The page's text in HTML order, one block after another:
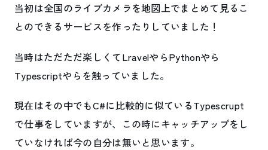
当初は全国のライブカメラを地図上でまとめて見るこ
とのできるサービスを作ったりしていました！
当時はただただ楽しくてLravelやらPythonやら
Typescriptやらを触っていました。
現在はその中でもC#に比較的に似ているTypescrupt
で仕事をしていますが、この時にキャッチアップをし
ていなければ今の自分は無いと思います。